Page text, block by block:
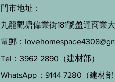
門市地址：
九龍觀塘偉業街181號盈達商業
電郵：
Tel：3962 2890（建材部）
WhatsApp：9144 7280（建材部